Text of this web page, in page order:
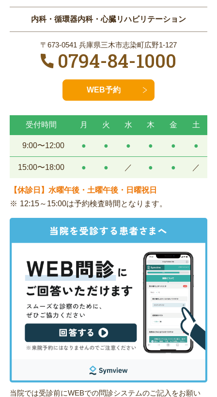
内科・循環器内科・心臓リハビリテーション
〒673-0541 兵庫県三木市志染町広野1-127
0794-84-1000
WEB予約
受付時間 月 火 水 木 金 土
9:00〜12:00 ● ● ● ● ● ●
15:00〜18:00 ● ● ／ ● ● ／
【休診日】水曜午後・土曜午後・日曜祝日
12:15～15:00は予約検査時間となります。
当院では受診前にWEBでの問診システムのご記入をお願い